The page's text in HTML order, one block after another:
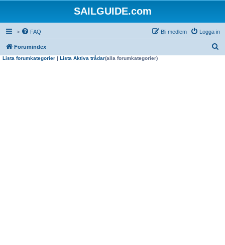
SAILGUIDE.com
> FAQ Logga in
Bli medlem
Forumindex
Lista forumkategorier | Lista Aktiva trådar(alla forumkategorier)